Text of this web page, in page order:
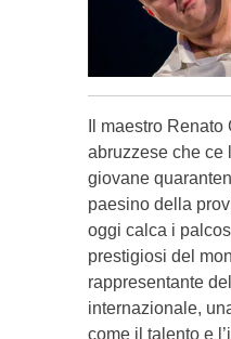
Il maestro
abruzzese che ce
giovane
paesino della
oggi calca i
prestigiosi del
rappresentante
internazionale,
come il talento e